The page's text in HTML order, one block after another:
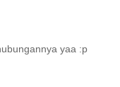
yaa :p